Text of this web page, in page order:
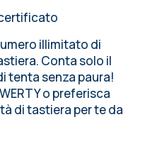
illimitato di
. Conta solo il
tenta senza paura!
o preferisca
di tastiera per te da